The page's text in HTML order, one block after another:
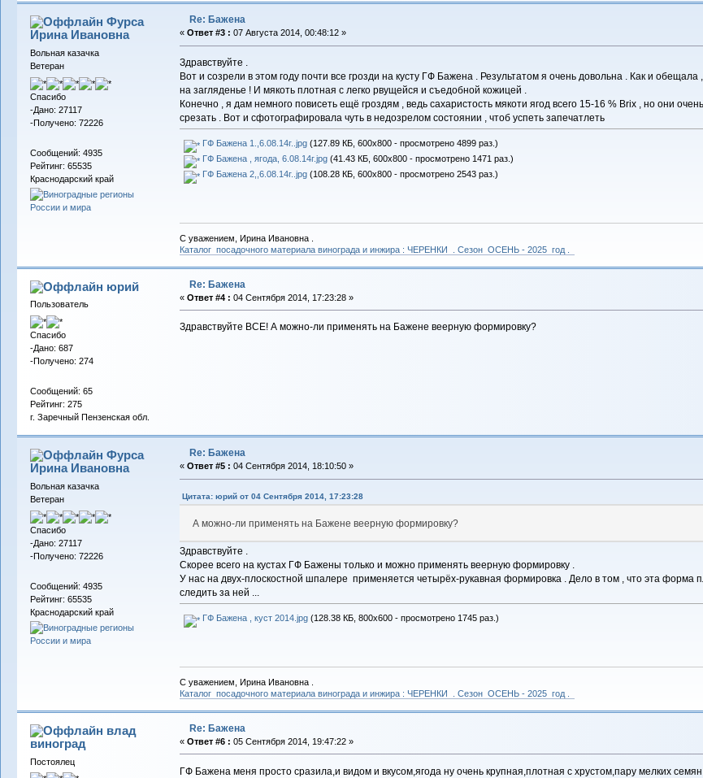
Фурса
Ирина Ивановна
Вольная казачка
Ветеран
Спасибо
-Дано: 27117
-Получено: 72226
Сообщений: 4935
Рейтинг: 65535
Краснодарский край
Re: Бажена
« Ответ #3 : 07 Августа 2014, 00:48:12 »
Здравствуйте .
Вот и созрели в этом году почти все грозди на кусту ГФ Бажена . Результатом я очень довольна . Как и
на загляденье ! И мякоть плотная с легко рвущейся и съедобной кожицей .
Конечно , я дам немного повисеть ещё гроздям , ведь сахаристость мякоти ягод всего 15-16 % Brix , но они
срезать . Вот и сфотографировала чуть в недозрелом состоянии , чтоб успеть запечатлеть
ГФ Бажена 1.,6.08.14г..jpg(127.89 КБ, 600x800 - просмотрено 4899 раз.)
ГФ Бажена , ягода, 6.08.14г.jpg(41.43 КБ, 600x800 - просмотрено 1471 раз.)
ГФ Бажена 2,,6.08.14г..jpg(108.28 КБ, 600x800 - просмотрено 2543 раз.)
С уважением, Ирина Ивановна .
Каталог посадочного материала винограда и инжира : ЧЕРЕНКИ . Сезон ОСЕНЬ - 2025 год .
юрий
Пользователь
Спасибо
-Дано: 687
-Получено: 274
Сообщений: 65
Рейтинг: 275
г. Заречный Пензенская обл.
Re: Бажена
« Ответ #4 : 04 Сентября 2014, 17:23:28 »
Здравствуйте ВСЕ! А можно-ли применять на Бажене веерную формировку?
Фурса
Ирина Ивановна
Вольная казачка
Ветеран
Спасибо
-Дано: 27117
-Получено: 72226
Сообщений: 4935
Рейтинг: 65535
Краснодарский край
Re: Бажена
« Ответ #5 : 04 Сентября 2014, 18:10:50 »
Цитата: юрий от 04 Сентября 2014, 17:23:28
А можно-ли применять на Бажене веерную формировку?
Здравствуйте .
Скорее всего на кустах ГФ Бажены только и можно применять веерную формировку .
У нас на двух-плоскостной шпалере применяется четырёх-рукавная формировка . Дело в том , что эта форма
следить за ней ...
ГФ Бажена , куст 2014.jpg(128.38 КБ, 800x600 - просмотрено 1745 раз.)
С уважением, Ирина Ивановна .
Каталог посадочного материала винограда и инжира : ЧЕРЕНКИ . Сезон ОСЕНЬ - 2025 год .
влад
виноград
Постоялец
Re: Бажена
« Ответ #6 : 05 Сентября 2014, 19:47:22 »
ГФ Бажена меня просто сразила,и видом и вкусом,ягода ну очень крупная,плотная с хрустом,пару мелких